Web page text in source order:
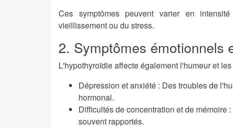
Ces symptômes peuvent varier en
vieillissement ou du stress.
2. Symptômes émotionnels
L'hypothyroïdie affecte également l'humeur et
Dépression et anxiété : Des troubles de
hormonal.
Difficultés de concentration et de mémoire
souvent rapportés.